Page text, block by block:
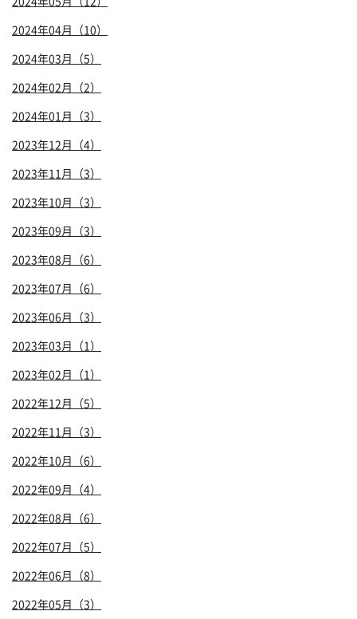
2024年04月（10）
2024年03月（5）
2024年02月（2）
2024年01月（3）
2023年12月（4）
2023年11月（3）
2023年10月（3）
2023年09月（3）
2023年08月（6）
2023年07月（6）
2023年06月（3）
2023年03月（1）
2023年02月（1）
2022年12月（5）
2022年11月（3）
2022年10月（6）
2022年09月（4）
2022年08月（6）
2022年07月（5）
2022年06月（8）
2022年05月（3）